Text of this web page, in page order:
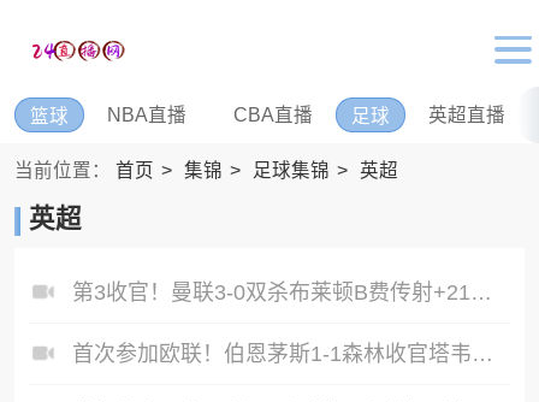
篮球 NBA直播 CBA直播 足球 英超直播
当前位置： 首页 集锦 足球集锦 英超
英超
第3收官！曼联3-0双杀布莱顿B费传射+21助破纪录独享英超助攻王
首次参加欧联！伯恩茅斯1-1森林收官塔韦尼耶救主怀特远射破门